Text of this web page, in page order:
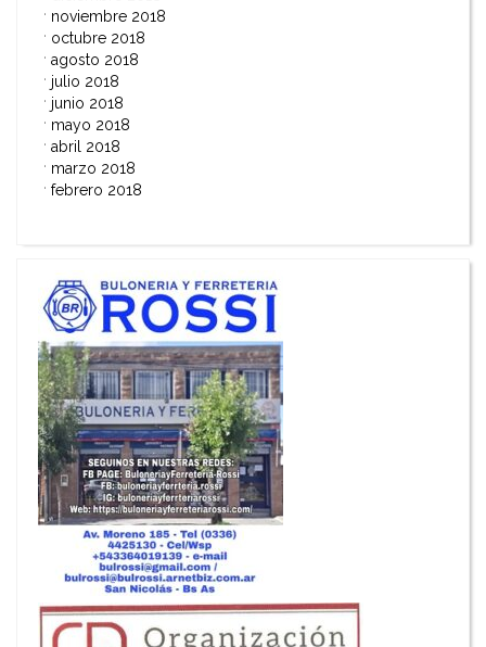
noviembre 2018
octubre 2018
agosto 2018
julio 2018
junio 2018
mayo 2018
abril 2018
marzo 2018
febrero 2018